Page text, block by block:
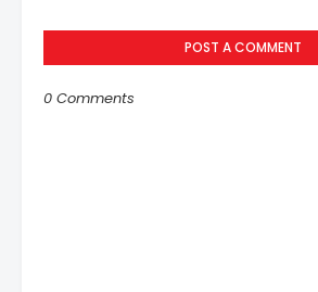
POST A COMMENT
0 Comments